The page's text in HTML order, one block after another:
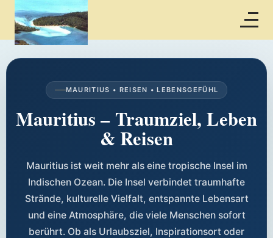
MAURITIUS • REISEN • LEBENSGEFÜHL
Mauritius – Traumziel, Leben
& Reisen
Mauritius ist weit mehr als eine tropische Insel im
Indischen Ozean. Die Insel verbindet traumhafte
Strände, kulturelle Vielfalt, entspannte Lebensart
und eine Atmosphäre, die viele Menschen sofort
berührt. Ob als Urlaubsziel, Inspirationsort oder